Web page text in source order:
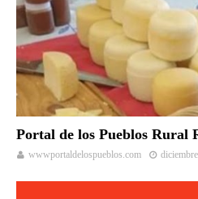
Portal de los Pueblos Rural
wwwportaldelospueblos.com